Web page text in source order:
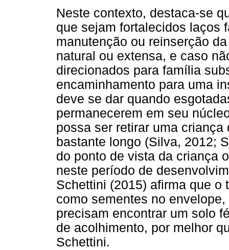
Neste contexto, destaca-se
que sejam fortalecidos laços
manutenção ou reinserção
natural ou extensa, e caso
direcionados para família
encaminhamento para uma
deve se dar quando
permanecerem em seu
possa ser retirar uma
bastante longo (Silva, 2012;
do ponto de vista da criança
neste período de
Schettini (2015) afirma que o
como sementes no
precisam encontrar um solo
de acolhimento, por melhor
Schettini.